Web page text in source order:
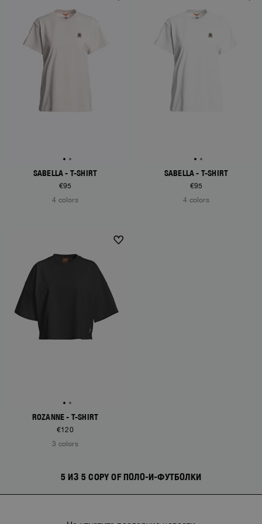
SABELLA - T-SHIRT
€95
4 colors
SABELLA - T-SHIRT
€95
4 colors
ROZANNE - T-SHIRT
€120
3 colors
5 ИЗ 5 COPY OF ПОЛО-И-ФУТБОЛКИ